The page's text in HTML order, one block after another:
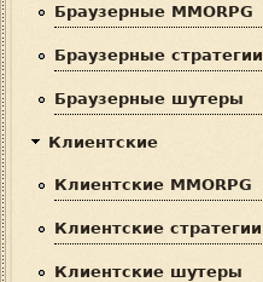
Браузерные MMORPG
Браузерные стратегии
Браузерные шутеры
Клиентские
Клиентские MMORPG
Клиентские стратегии
Клиентские шутеры